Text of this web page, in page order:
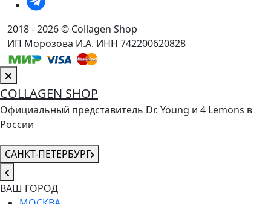
2018 - 2026 © Collagen Shop
ИП Морозова И.А. ИНН 742200620828
COLLAGEN SHOP
Официальный представитель Dr. Young и 4 Lemons в
России
САНКТ-ПЕТЕРБУРГ
ВАШ ГОРОД